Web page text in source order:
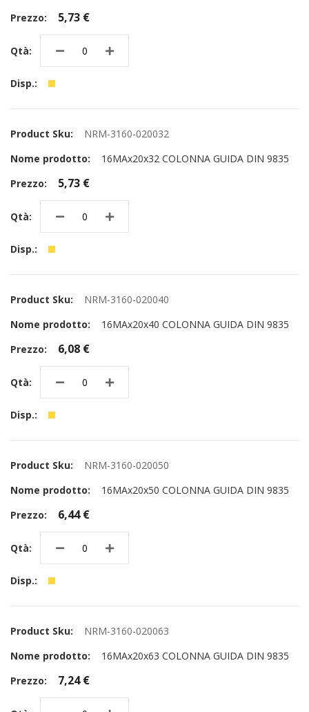
5,73 €
NRM-3160-020032
16MAx20x32 COLONNA GUIDA DIN 9835
5,73 €
NRM-3160-020040
16MAx20x40 COLONNA GUIDA DIN 9835
6,08 €
NRM-3160-020050
16MAx20x50 COLONNA GUIDA DIN 9835
6,44 €
NRM-3160-020063
16MAx20x63 COLONNA GUIDA DIN 9835
7,24 €